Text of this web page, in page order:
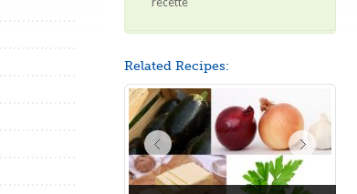
Related Recipes: